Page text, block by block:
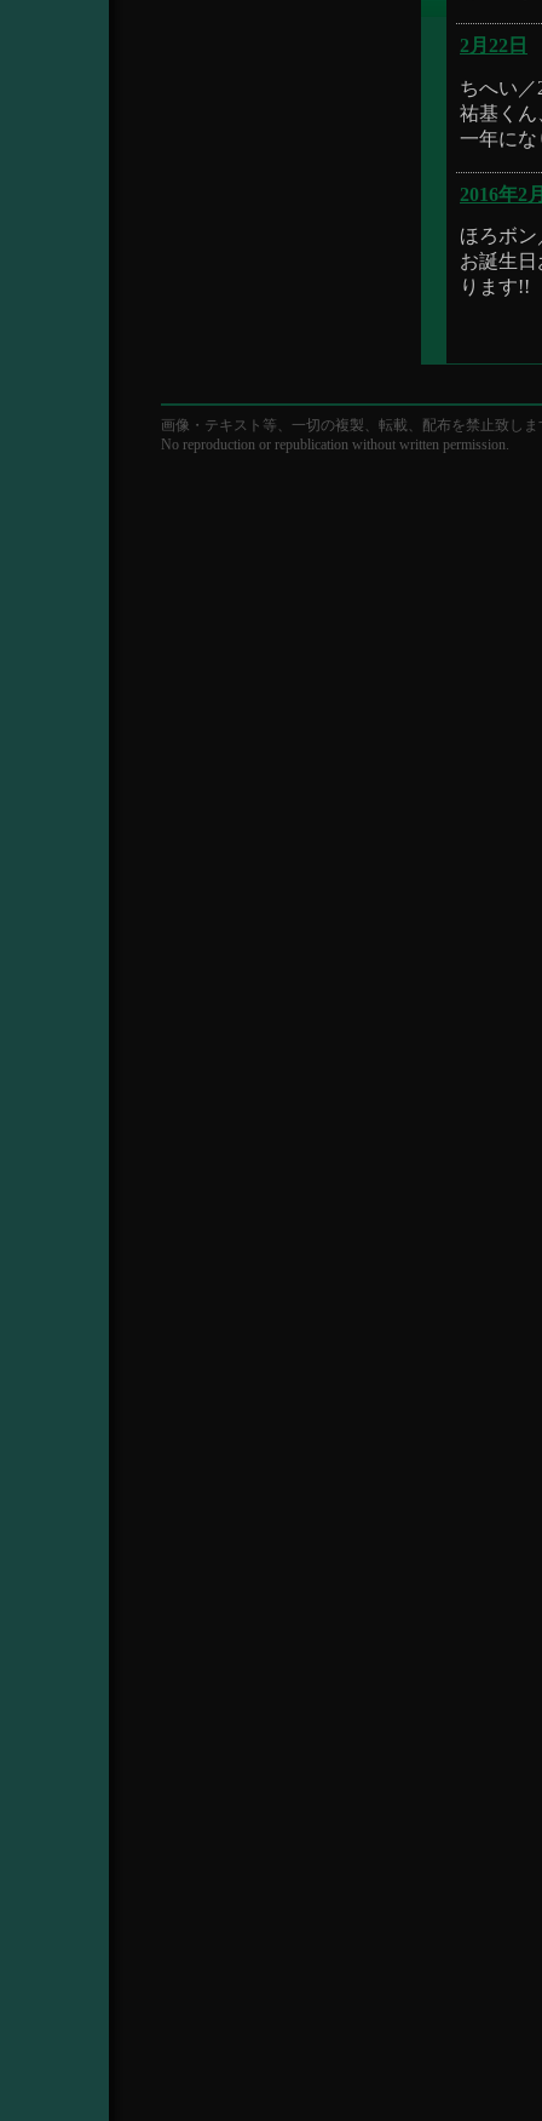
2月22日
ちへい／
祐基くん
一年にな
2016年2
ほろボン
お誕生
ります!!
画像・テキスト等、一切の複製、転載、配布を禁止致しま
No reproduction or republication without written permission.